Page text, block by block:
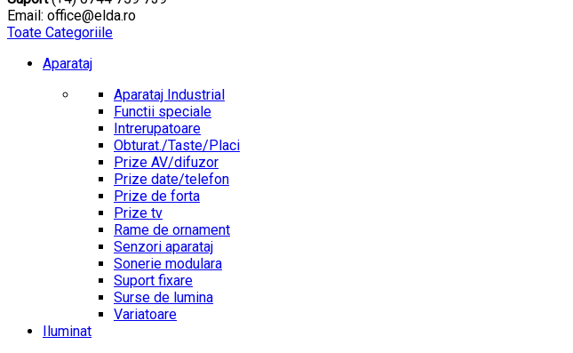
Email: office@elda.ro
Toate Categoriile
Aparataj
Aparataj Industrial
Functii speciale
Intrerupatoare
Obturat./Taste/Placi
Prize AV/difuzor
Prize date/telefon
Prize de forta
Prize tv
Rame de ornament
Senzori aparataj
Sonerie modulara
Suport fixare
Surse de lumina
Variatoare
Iluminat